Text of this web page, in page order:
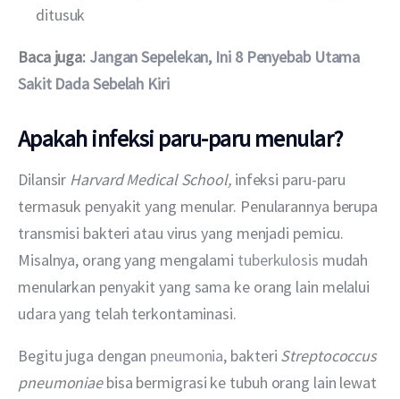
ditusuk
Baca juga: Jangan Sepelekan, Ini 8 Penyebab Utama
Sakit Dada Sebelah Kiri
Apakah infeksi paru-paru menular?
Dilansir Harvard Medical School, infeksi paru-paru
termasuk penyakit yang menular. Penularannya berupa
transmisi bakteri atau virus yang menjadi pemicu.
Misalnya, orang yang mengalami tuberkulosis mudah
menularkan penyakit yang sama ke orang lain melalui
udara yang telah terkontaminasi.
Begitu juga dengan pneumonia, bakteri Streptococcus
pneumoniae bisa bermigrasi ke tubuh orang lain lewat